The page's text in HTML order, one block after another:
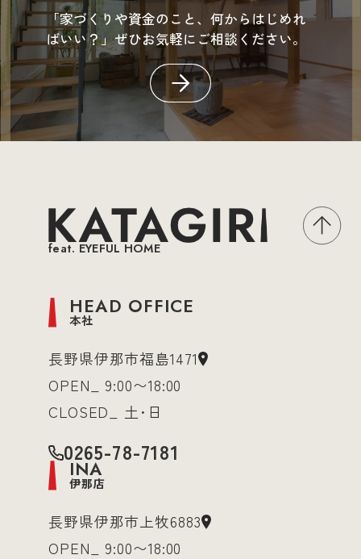
「家づくりや資金のこと、何からはじめれ
ばいい？」ぜひお気軽にご相談ください。
feat. EYEFUL HOME
HEAD OFFICE
本社
長野県伊那市福島1471
OPEN_ 9:00〜18:00
CLOSED_ 土･日
0265-78-7181
INA
伊那店
長野県伊那市上牧6883
OPEN_ 9:00〜18:00